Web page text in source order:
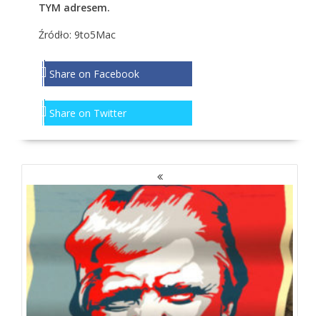
TYM adresem.
Źródło: 9to5Mac
Share on Facebook
Share on Twitter
NAWIGACJA
WPISACH